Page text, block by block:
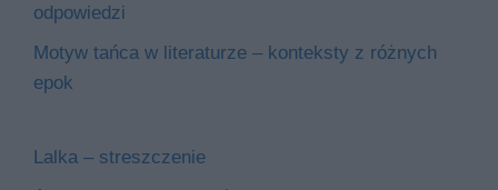
odpowiedzi
Motyw tańca w literaturze – konteksty z różnych
epok
Lalka – streszczenie